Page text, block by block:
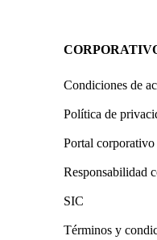
Condiciones de
Política de
Portal corporativo
Responsabilidad
SIC
Términos y